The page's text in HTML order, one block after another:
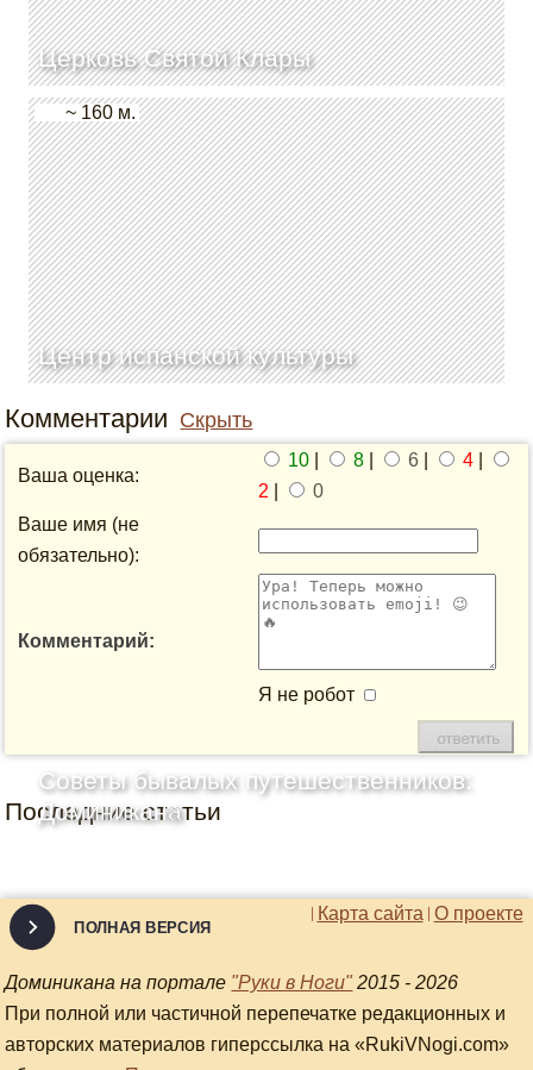
Церковь Святой Клары
Центр испанской культуры
~ 160 м.
Комментарии Скрыть
Ваша оценка:
10 8 6 4
2
0
Ваше имя (не
обязательно):
Комментарий:
Я не робот
Последние статьи
Советы бывалых путешественников:
Доминикана
О проекте
Карта сайта
ПОЛНАЯ ВЕРСИЯ
Доминикана на портале "Руки в Ноги" 2015 - 2026
При полной или частичной перепечатке редакционных и
авторских материалов гиперссылка на «RukiVNogi.com»